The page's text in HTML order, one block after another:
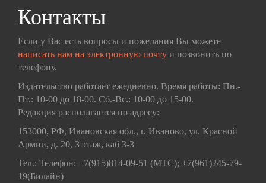
Контакты
Если у Вас есть вопросы и пожелания Вы можете
написать нам на электронную почту и позвонить по
телефону.
Издательство работает ежедневно. Время работы: Пн.-
Пт.: 10-00 до 18-00. Сб.-Вс.: 10-00 до 15-00.
Редакция располагается по адресу:
153000, РФ, Ивановская обл., г. Иваново, ул. Красной
Армии, д. 20, 3 этаж, каб 3-3
Тел.: Телефон: +7(915)814-09-51 (МТС); +7(961)245-79-
19(Билайн)